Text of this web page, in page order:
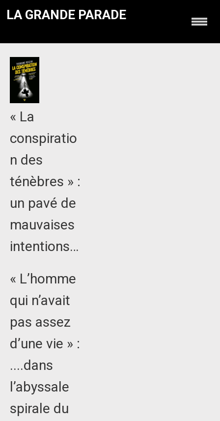
LA GRANDE PARADE
« La
conspiratio
n des
ténèbres » :
un pavé de
mauvaises
intentions…
« L’homme
qui n’avait
pas assez
d’une vie » :
....dans
l’abyssale
spirale du